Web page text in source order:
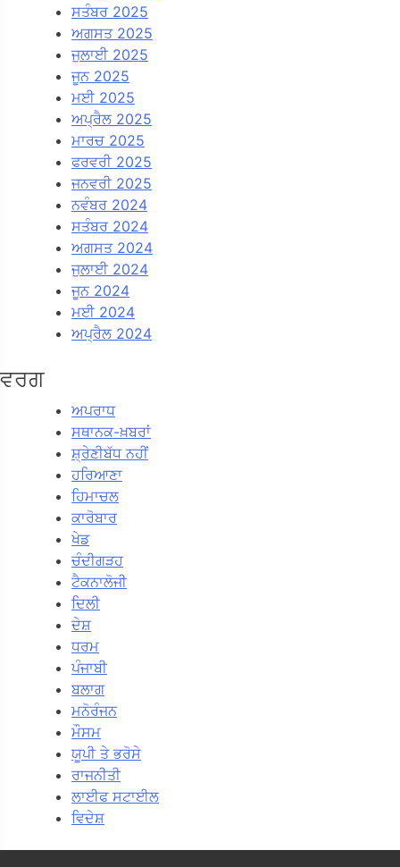
ਸਤੰਬਰ 2025
ਅਗਸਤ 2025
ਜੁਲਾਈ 2025
ਜੂਨ 2025
ਮਈ 2025
ਅਪ੍ਰੈਲ 2025
ਮਾਰਚ 2025
ਫਰਵਰੀ 2025
ਜਨਵਰੀ 2025
ਨਵੰਬਰ 2024
ਸਤੰਬਰ 2024
ਅਗਸਤ 2024
ਜੁਲਾਈ 2024
ਜੂਨ 2024
ਮਈ 2024
ਅਪ੍ਰੈਲ 2024
ਵਰਗ
ਅਪਰਾਧ
ਸਥਾਨਕ-ਖ਼ਬਰਾਂ
ਸ਼੍ਰੇਣੀਬੱਧ ਨਹੀਂ
ਹਰਿਆਣਾ
ਹਿਮਾਚਲ
ਕਾਰੋਬਾਰ
ਖੇਡ
ਚੰਦੀਗੜਹ
ਟੈਕਨਾਲੋਜੀ
ਦਿਲੀ
ਦੇਸ਼
ਧਰਮ
ਪੰਜਾਬੀ
ਬਲਾਗ
ਮਨੋਰੰਜਨ
ਮੌਸਮ
ਯੂਪੀ ਤੇ ਭਰੋਸੇ
ਰਾਜਨੀਤੀ
ਲਾਈਫ ਸਟਾਈਲ
ਵਿਦੇਸ਼